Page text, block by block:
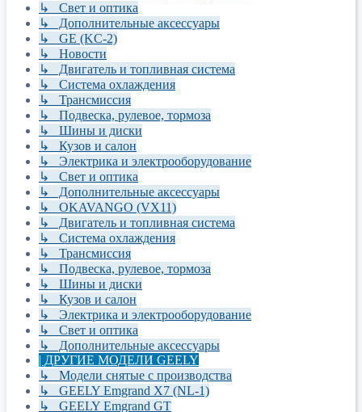
↳ Свет и оптика
↳ Дополнительные аксессуары
↳ GE (KC-2)
↳ Новости
↳ Двигатель и топливная система
↳ Система охлаждения
↳ Трансмиссия
↳ Подвеска, рулевое, тормоза
↳ Шины и диски
↳ Кузов и салон
↳ Электрика и электрооборудование
↳ Свет и оптика
↳ Дополнительные аксессуары
↳ OKAVANGO (VX11)
↳ Двигатель и топливная система
↳ Система охлаждения
↳ Трансмиссия
↳ Подвеска, рулевое, тормоза
↳ Шины и диски
↳ Кузов и салон
↳ Электрика и электрооборудование
↳ Свет и оптика
↳ Дополнительные аксессуары
| ДРУГИЕ МОДЕЛИ GEELY
↳ Модели снятые с производства
↳ GEELY Emgrand X7 (NL-1)
↳ GEELY Emgrand GT